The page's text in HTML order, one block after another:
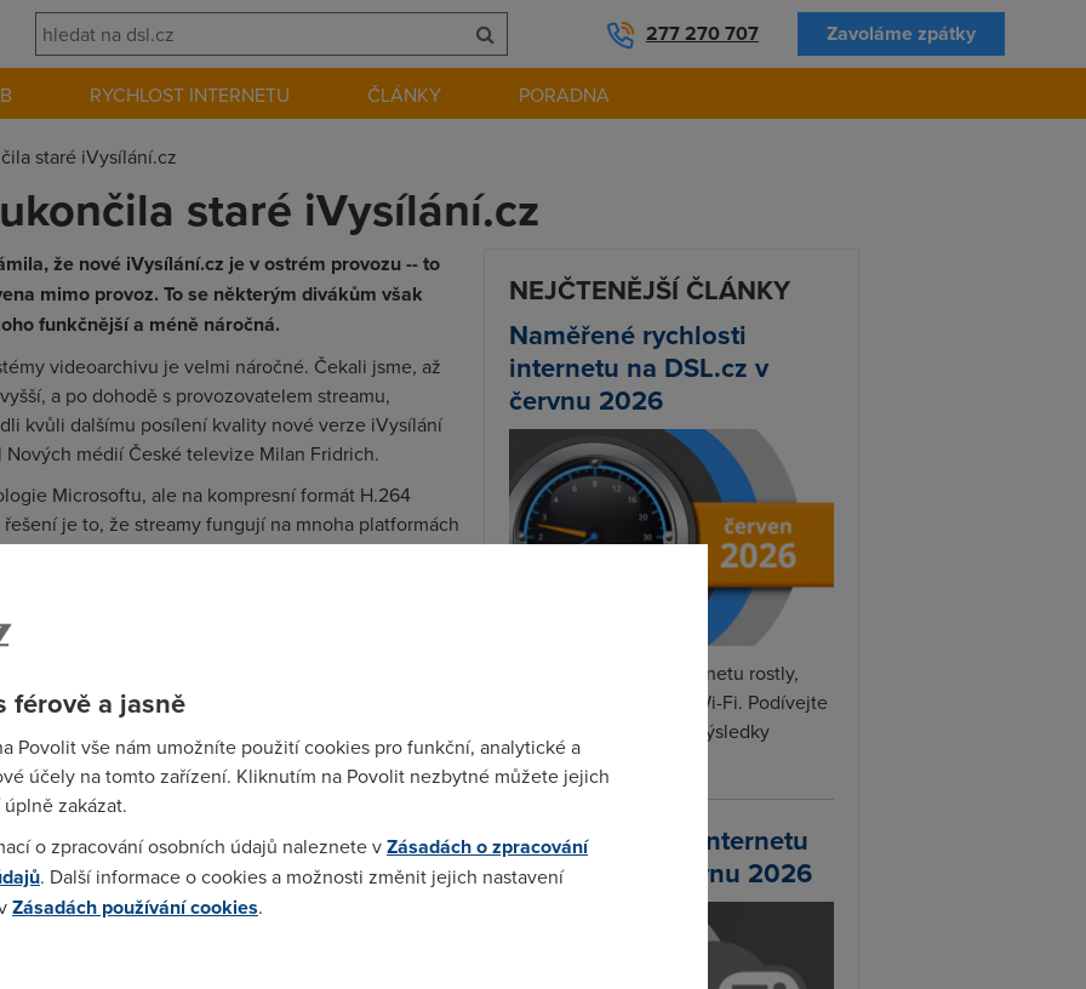
277 270 707 Zavoláme zpátky
RYCHLOST INTERNETU ČLÁNKY PORADNA
staré iVysílání.cz
staré iVysílání.cz
že nové iVysílání.cz je v ostrém provozu -- to
mimo provoz. To se některým divákům však
funkčnější a méně náročná.
videoarchivu je velmi náročné. Čekali jsme, až
a po dohodě s provozovatelem streamu,
kvůli dalšímu posílení kvality nové verze iVysílání
médií České televize Milan Fridrich.
Microsoftu, ale na kompresní formát H.264
je to, že streamy fungují na mnoha platformách
fungovalo výhradně na operačních systémech
a snadno využívat i uživatelé Linuxu a
někteří uživatelé hlásí různé jiné problémy a
prostředky. Vzhledem k tomu, že standard
zatím nedá moc vyčítat absence právě
audio Ogg).
v externím přehrávači (např. VLC), což mnozí
velikosti obrazu apod. Tato možnost
nezamlouvala – nějakou dobu totiž již nešlo ze
streamu, ta byla hashovaná.
NEJČTENĚJŠÍ ČLÁNKY
Naměřené rychlosti
internetu na DSL.cz v
červnu 2026
V červnu rychlosti internetu rostly,
zrychlily DSL, optika i Wi-Fi. Podívejte
se na naše nejnovější výsledky
měření...
Rychlosti Wi-Fi internetu
na DSL.cz v červnu 2026
férově a jasně
Povolit vše nám umožníte použití cookies pro funkční, analytické a
účely na tomto zařízení. Kliknutím na Povolit nezbytné můžete jejich
zakázat.
o zpracování osobních údajů naleznete vZásadách o zpracování
. Další informace o cookies a možnosti změnit jejich nastavení
Zásadách používání cookies.